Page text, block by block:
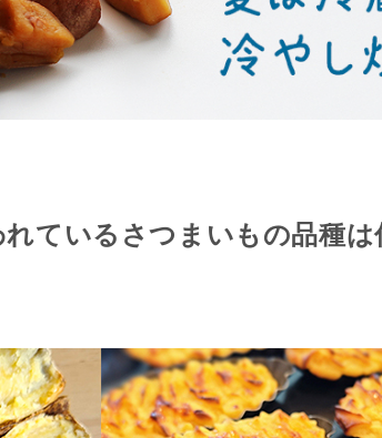
ているさつまいもの品種は